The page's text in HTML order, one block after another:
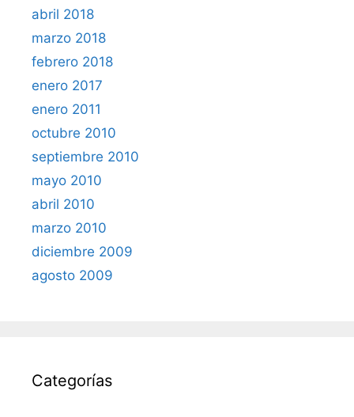
abril 2018
marzo 2018
febrero 2018
enero 2017
enero 2011
octubre 2010
septiembre 2010
mayo 2010
abril 2010
marzo 2010
diciembre 2009
agosto 2009
Categorías